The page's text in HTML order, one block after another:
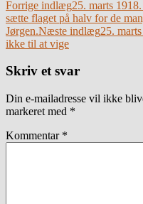
Indlægsnavigation
Forrige indlæg25. marts
sætte flaget på halv for de
Jørgen.Næste indlæg25.
ikke til at vige
Skriv et svar
Din e-mailadresse vil ikke
markeret med *
Kommentar *